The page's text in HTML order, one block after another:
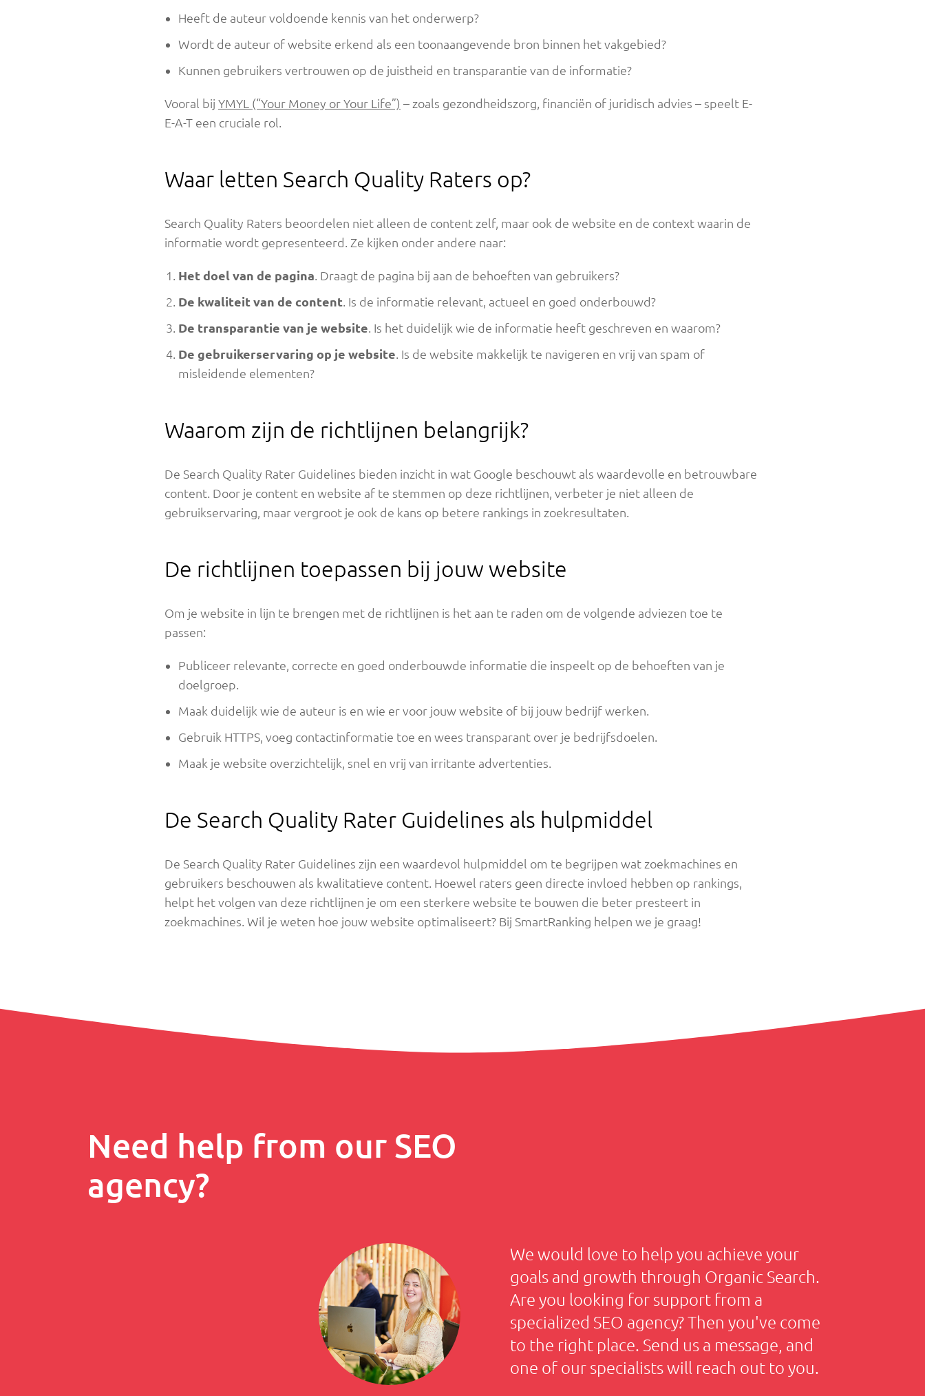
Heeft de auteur voldoende kennis van het onderwerp?
Wordt de auteur of website erkend als een toonaangevende bron binnen het vakgebied?
Kunnen gebruikers vertrouwen op de juistheid en transparantie van de informatie?
Vooral bij YMYL (“Your Money or Your Life”) – zoals gezondheidszorg, financiën of juridisch advies – speelt E-
E-A-T een cruciale rol.
Waar letten Search Quality Raters op?
Search Quality Raters beoordelen niet alleen de content zelf, maar ook de website en de context waarin de
informatie wordt gepresenteerd. Ze kijken onder andere naar:
Het doel van de pagina. Draagt de pagina bij aan de behoeften van gebruikers?
De kwaliteit van de content. Is de informatie relevant, actueel en goed onderbouwd?
De transparantie van je website. Is het duidelijk wie de informatie heeft geschreven en waarom?
De gebruikerservaring op je website. Is de website makkelijk te navigeren en vrij van spam of
misleidende elementen?
Waarom zijn de richtlijnen belangrijk?
De Search Quality Rater Guidelines bieden inzicht in wat Google beschouwt als waardevolle en betrouwbare
content. Door je content en website af te stemmen op deze richtlijnen, verbeter je niet alleen de
gebruikservaring, maar vergroot je ook de kans op betere rankings in zoekresultaten.
De richtlijnen toepassen bij jouw website
Om je website in lijn te brengen met de richtlijnen is het aan te raden om de volgende adviezen toe te
passen:
Publiceer relevante, correcte en goed onderbouwde informatie die inspeelt op de behoeften van je
doelgroep.
Maak duidelijk wie de auteur is en wie er voor jouw website of bij jouw bedrijf werken.
Gebruik HTTPS, voeg contactinformatie toe en wees transparant over je bedrijfsdoelen.
Maak je website overzichtelijk, snel en vrij van irritante advertenties.
De Search Quality Rater Guidelines als hulpmiddel
De Search Quality Rater Guidelines zijn een waardevol hulpmiddel om te begrijpen wat zoekmachines en
gebruikers beschouwen als kwalitatieve content. Hoewel raters geen directe invloed hebben op rankings,
helpt het volgen van deze richtlijnen je om een sterkere website te bouwen die beter presteert in
zoekmachines. Wil je weten hoe jouw website optimaliseert? Bij SmartRanking helpen we je graag!
Need help from our SEO
agency?
We would love to help you achieve your
goals and growth through Organic Search.
Are you looking for support from a
specialized SEO agency? Then you've come
to the right place. Send us a message, and
one of our specialists will reach out to you.